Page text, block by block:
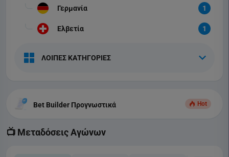
Γερμανία 1
Ελβετία 1
ΛΟΙΠΕΣ ΚΑΤΗΓΟΡΙΕΣ
Bet Builder Προγνωστικά Hot
📺 Μεταδόσεις Αγώνων